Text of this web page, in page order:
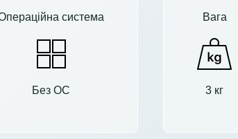
система
Без ОС
Вага
3 кг